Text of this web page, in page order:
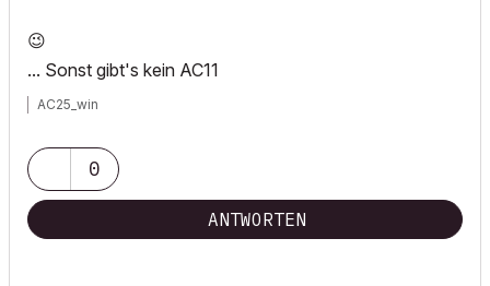
😉
... Sonst gibt's kein AC11
AC25_win
0
ANTWORTEN